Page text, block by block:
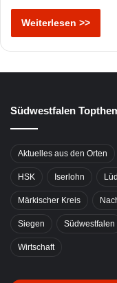
Weiterlesen >>
Südwestfalen
Aktuelles aus den Orten
HSK Iserlohn
Märkischer Kreis
Siegen Südwestfalen
Wirtschaft